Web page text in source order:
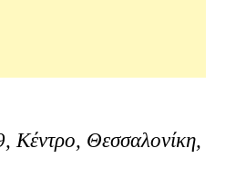
Κέντρο, Θεσσαλονίκη,